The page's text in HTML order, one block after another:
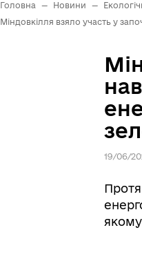
Головна — Новини —
Міндовкілля взяло участь у
19/06/